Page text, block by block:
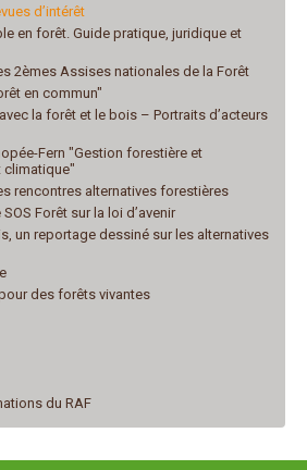
d’intérêt
en forêt. Guide pratique, juridique et
2èmes Assises nationales de la Forêt
en commun"
la forêt et le bois – Portraits d’acteurs
Fern "Gestion forestière et
climatique"
rencontres alternatives forestières
SOS Forêt sur la loi d’avenir
un reportage dessiné sur les alternatives
des forêts vivantes
du RAF